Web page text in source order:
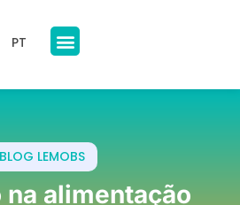
PT
BLOG LEMOBS
na alimentação